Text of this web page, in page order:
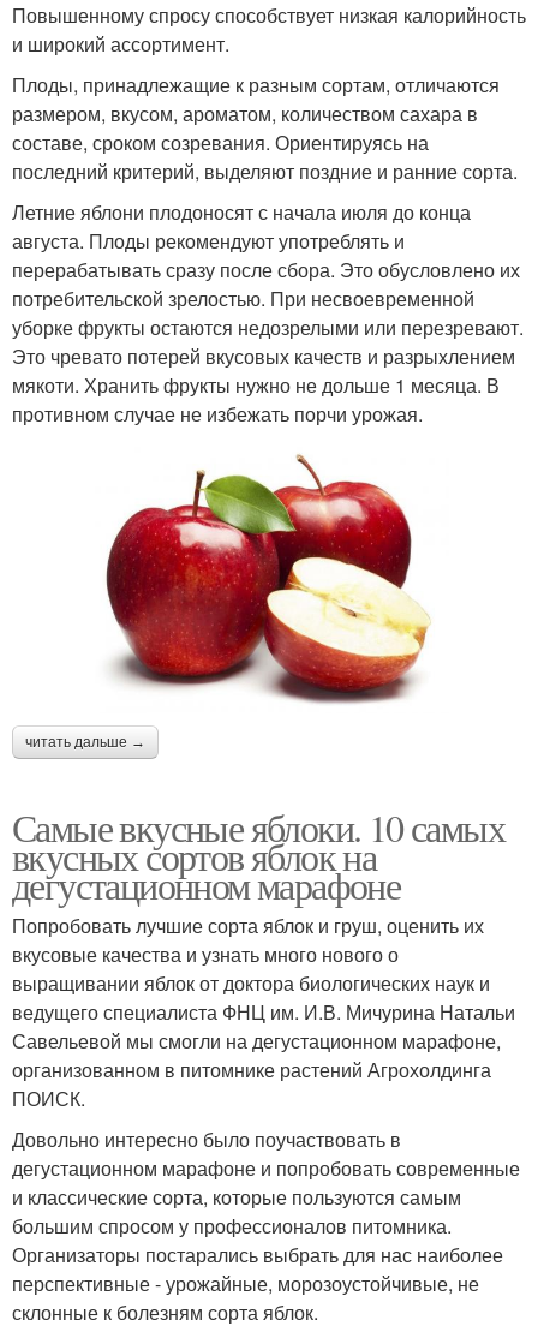
Повышенному спросу способствует низкая калорийность
и широкий ассортимент.
Плоды, принадлежащие к разным сортам, отличаются
размером, вкусом, ароматом, количеством сахара в
составе, сроком созревания. Ориентируясь на
последний критерий, выделяют поздние и ранние сорта.
Летние яблони плодоносят с начала июля до конца
августа. Плоды рекомендуют употреблять и
перерабатывать сразу после сбора. Это обусловлено их
потребительской зрелостью. При несвоевременной
уборке фрукты остаются недозрелыми или перезревают.
Это чревато потерей вкусовых качеств и разрыхлением
мякоти. Хранить фрукты нужно не дольше 1 месяца. В
противном случае не избежать порчи урожая.
читать дальше →
Самые вкусные яблоки. 10 самых
вкусных сортов яблок на
дегустационном марафоне
Попробовать лучшие сорта яблок и груш, оценить их
вкусовые качества и узнать много нового о
выращивании яблок от доктора биологических наук и
ведущего специалиста ФНЦ им. И.В. Мичурина Натальи
Савельевой мы смогли на дегустационном марафоне,
организованном в питомнике растений Агрохолдинга
ПОИСК.
Довольно интересно было поучаствовать в
дегустационном марафоне и попробовать современные
и классические сорта, которые пользуются самым
большим спросом у профессионалов питомника.
Организаторы постарались выбрать для нас наиболее
перспективные - урожайные, морозоустойчивые, не
склонные к болезням сорта яблок.